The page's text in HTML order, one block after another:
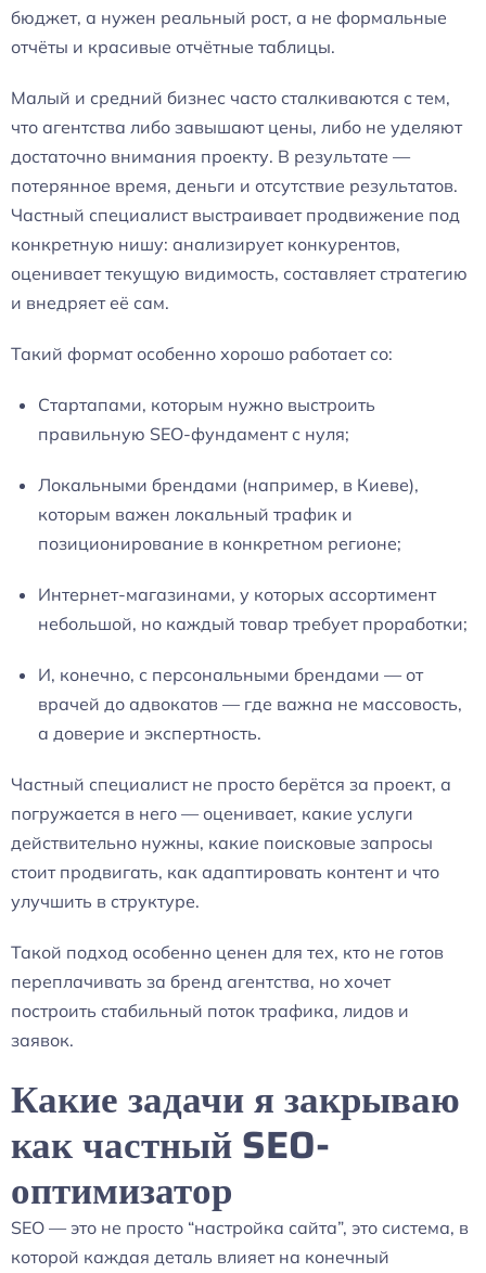
бюджет, а нужен реальный рост, а не формальные
отчёты и красивые отчётные таблицы.
Малый и средний бизнес часто сталкиваются с тем,
что агентства либо завышают цены, либо не уделяют
достаточно внимания проекту. В результате —
потерянное время, деньги и отсутствие результатов.
Частный специалист выстраивает продвижение под
конкретную нишу: анализирует конкурентов,
оценивает текущую видимость, составляет стратегию
и внедряет её сам.
Такий формат особенно хорошо работает со:
Стартапами, которым нужно выстроить
правильную SEO-фундамент с нуля;
Локальными брендами (например, в Киеве),
которым важен локальный трафик и
позиционирование в конкретном регионе;
Интернет-магазинами, у которых ассортимент
небольшой, но каждый товар требует проработки;
И, конечно, с персональными брендами — от
врачей до адвокатов — где важна не массовость,
а доверие и экспертность.
Частный специалист не просто берётся за проект, а
погружается в него — оценивает, какие услуги
действительно нужны, какие поисковые запросы
стоит продвигать, как адаптировать контент и что
улучшить в структуре.
Такой подход особенно ценен для тех, кто не готов
переплачивать за бренд агентства, но хочет
построить стабильный поток трафика, лидов и
заявок.
Какие задачи я закрываю
как частный SEO-
оптимизатор
SEO — это не просто “настройка сайта”, это система, в
которой каждая деталь влияет на конечный